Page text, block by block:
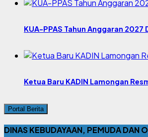
KUA-PPAS Tahun Anggaran 2027
Ketua Baru KADIN Lamongan
Portal Berita
DINAS KEBUDAYAAN, PEMUDA DAN